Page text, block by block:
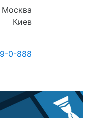
Москва
Киев
0-888